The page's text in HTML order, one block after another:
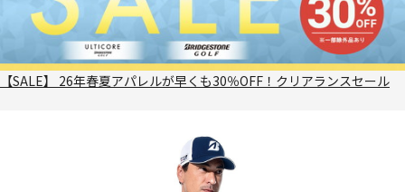
【SALE】 26年春夏アパレルが早くも30％OFF！クリアランスセール